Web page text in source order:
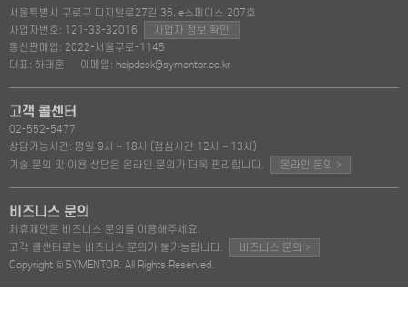
서울특별시 구로구 디지털로27길 36, e스페이스 207호
사업자번호: 121-33-32016
사업자 정보 확인
통신판매업: 2022-서울구로-1145
대표: 하태훈
이메일: helpdesk@symentor.co.kr
고객 콜센터
02-552-5477
상담가능시간: 평일 9시 ~ 18시 (점심시간 12시 ~ 13시)
기술 문의 및 이용 상담은 온라인 문의가 더욱 편리합니다.
온라인 문의 >
비즈니스 문의
제휴제안은 비즈니스 문의를 이용해주세요.
고객 콜센터로는 비즈니스 문의가 불가능합니다.
비즈니스 문의 >
Copyright © SYMENTOR. All Rights Reserved.